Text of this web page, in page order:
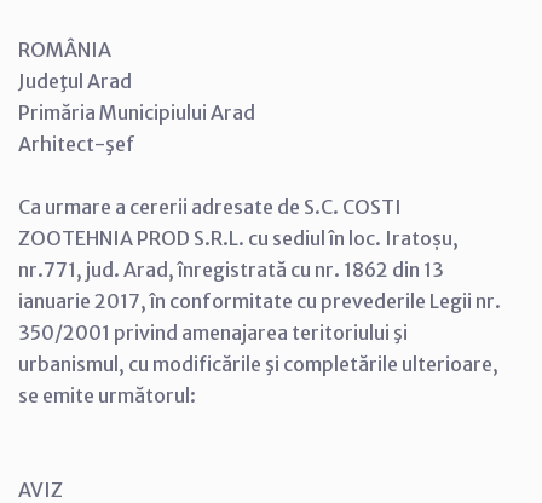
ROMÂNIA
Judeţul Arad
Primăria Municipiului Arad
Arhitect-şef
Ca urmare a cererii adresate de S.C. COSTI
ZOOTEHNIA PROD S.R.L. cu sediul în loc. Iratoșu,
nr.771, jud. Arad, înregistrată cu nr. 1862 din 13
ianuarie 2017, în conformitate cu prevederile Legii nr.
350/2001 privind amenajarea teritoriului şi
urbanismul, cu modificările şi completările ulterioare,
se emite următorul:
AVIZ